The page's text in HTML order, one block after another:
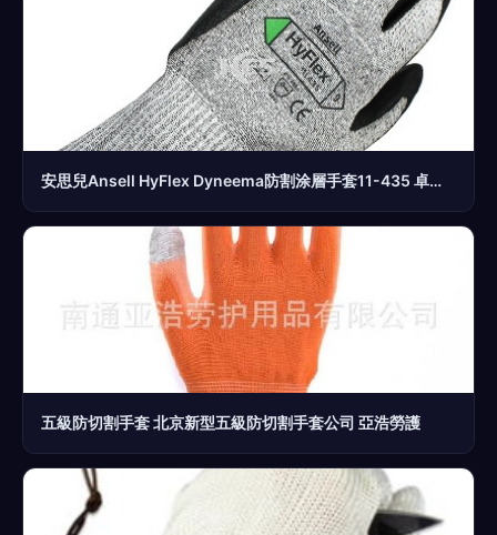
安思兒Ansell HyFlex Dyneema防割涂層手套11-435 卓越防護與靈活性的完美結合
五級防切割手套 北京新型五級防切割手套公司 亞浩勞護